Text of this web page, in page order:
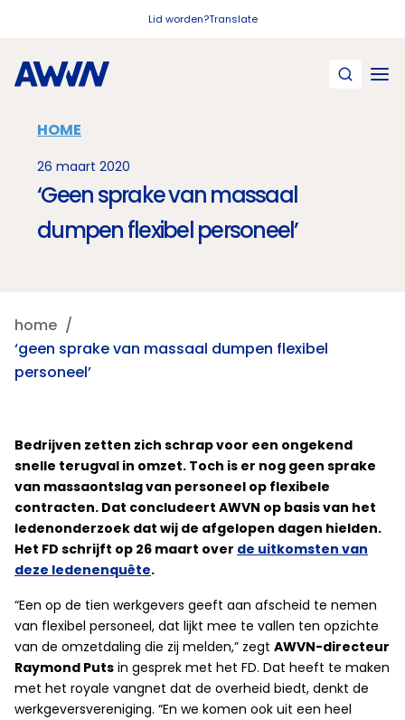
Lid worden?Translate
HOME
26 maart 2020
‘Geen sprake van massaal
dumpen flexibel personeel’
home
‘geen sprake van massaal dumpen flexibel
personeel’
Bedrijven zetten zich schrap voor een ongekend
snelle terugval in omzet. Toch is er nog geen sprake
van massaontslag van personeel op flexibele
contracten. Dat concludeert AWVN op basis van het
ledenonderzoek dat wij de afgelopen dagen hielden.
Het FD schrijft op 26 maart over de uitkomsten van
deze ledenenquête.
“Een op de tien werkgevers geeft aan afscheid te nemen
van flexibel personeel, dat lijkt mee te vallen ten opzichte
van de omzetdaling die zij melden,” zegt AWVN-directeur
Raymond Puts in gesprek met het FD. Dat heeft te maken
met het royale vangnet dat de overheid biedt, denkt de
werkgeversvereniging. “En we komen ook uit een heel